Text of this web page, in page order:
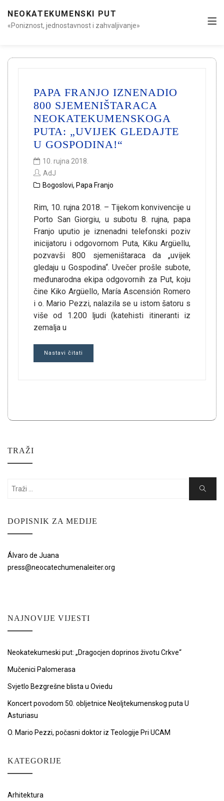
NEOKATEKUMENSKI PUT
«Poniznost, jednostavnost i zahvaljivanje»
PAPA FRANJO IZNENADIO
800 SJEMENIŠTARACA
NEOKATEKUMENSKOGA
PUTA: „UVIJEK GLEDAJTE
U GOSPODINA!“
10. rujna 2018.
AdJ
Bogoslovi, Papa Franjo
Rim, 10. rujna 2018. – Tijekom konvivencije u
Porto San Giorgiu, u subotu 8. rujna, papa
Franjo uputio je iznenadni telefonski poziv
inicijatoru i odgovornom Puta, Kiku Argüellu,
pozvavši 800 sjemeništaraca da „uvijek
gledaju u Gospodina“. Uvečer prošle subote,
međunarodna ekipa odgovornih za Put, koju
čine Kiko Argüello, María Ascensión Romero
i o. Mario Pezzi, nalazila se u istom šatoru s
više od 1.200 ljudi (katehisti itineranti iz
zemalja u
Nastavi čitati
TRAŽI
Search
Search
DOPISNIK ZA MEDIJE
Álvaro de Juana
press@neocatechumenaleiter.org
NAJNOVIJE VIJESTI
Neokatekumeski put: „Dragocjen doprinos životu Crkve“
Mučenici Palomerasa
Svjetlo Bezgrešne blista u Oviedu
Koncert povodom 50. obljetnice Neoljtekumenskog puta U
Asturiasu
O. Mario Pezzi, počasni doktor iz Teologije Pri UCAM
KATEGORIJE
Arhitektura